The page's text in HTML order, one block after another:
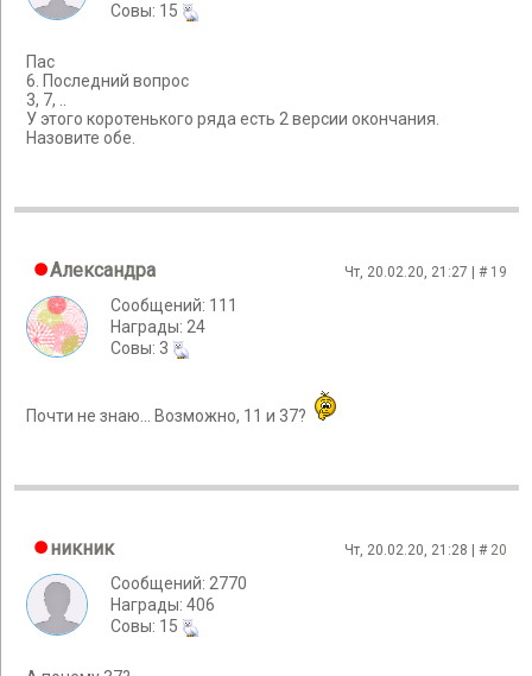
Cовы: 15
Пас
6. Последний вопрос
3, 7, ..
У этого коротенького ряда есть 2 версии окончания.
Назовите обе.
Александра Чт, 20.02.20, 21:27 | # 19
Сообщений: 111
Награды: 24
Cовы: 3
Почти не знаю... Возможно, 11 и 37?
никник Чт, 20.02.20, 21:28 | # 20
Сообщений: 2770
Награды: 406
Cовы: 15